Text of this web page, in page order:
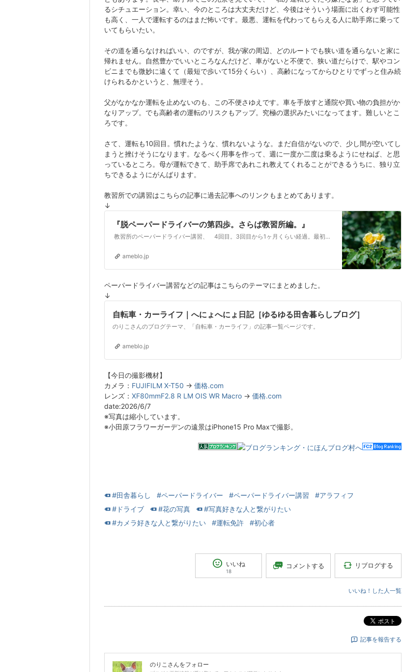
るシチュエーション。幸い、今のところは大丈夫だけど、今後はそういう場面に出くわす可能性
も高く、一人で運転するのはまだ怖いです。最悪、運転を代わってもらえる人に助手席に乗って
いてもらいたい。
その道を通らなければいい、のですが、我が家の周辺、どのルートでも狭い道を通らないと家に
帰れません。自然豊かでいいところなんだけど、車がないと不便で、狭い道だらけで、駅やコン
ビニまでも微妙に遠くて（最短で歩いて15分くらい）、高齢になってからひとりでずっと住み続
けられるかというと、無理そう。
父がなかなか運転を止めないのも、この不便さゆえです。車を手放すと通院や買い物の負担がか
なりアップ。でも高齢者の運転のリスクもアップ。究極の選択みたいになってます。難しいとこ
ろです。
さて、運転も10回目。慣れたような、慣れないような。まだ自信がないので、少し間が空いてし
まうと挫けそうになります。なるべく用事を作って、週に一度か二度は乗るようにせねば、と思
っているところ。母が運転できて、助手席であれこれ教えてくれることができるうちに、独り立
ちできるようにがんばります。
教習所での講習はこちらの記事に過去記事へのリンクもまとめてあります。
↓
『脱ペーパードライバーの第四歩。さらば教習所編。』
教習所のペーパードライバー講習、 4回目。3回目から1ヶ月くらい経過。最初の2回はコース内での講習。3回目は路上に出ました。なんとか運転できそうだったので、…
ameblo.jp
ペーパードライバー講習などの記事はこちらのテーマにまとめました。
↓
自転車・カーライフ｜へにょへにょ日記［ゆるゆる田舎暮らしブログ］
のりこさんのブログテーマ、「自転車・カーライフ」の記事一覧ページです。
ameblo.jp
【今日の撮影機材】
カメラ： FUJIFILM X-T50 → 価格.com
レンズ： XF80mmF2.8 R LM OIS WR Macro → 価格.com
date:2026/6/7
※写真は縮小しています。
※小田原フラワーガーデンの遠景はiPhone15 Pro Maxで撮影。
#田舎暮らし #ペーパードライバー #ペーパードライバー講習
#アラフィフ
#ドライブ
#花の写真
#写真好きな人と繋がりたい
#カメラ好きな人と繋がりたい
#運転免許 #初心者
いいね
18
コメントする リブログする
いいね！した人一覧
ポスト
記事を報告する
のりこ さんをフォロー